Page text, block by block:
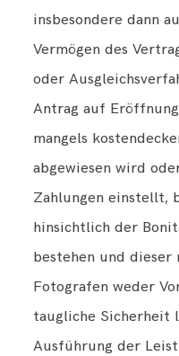
insbesondere dann
Vermögen des
oder
Antrag auf
mangels
abgewiesen wird
Zahlungen einstellt,
hinsichtlich der
bestehen und dieser
Fotografen weder
taugliche Sicherheit
Ausführung der